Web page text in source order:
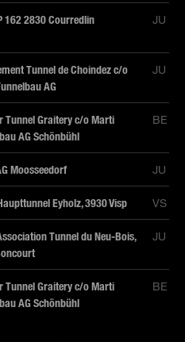
162 2830 Courredlin JU
Tunnel de Choindez c/o
AG
JU
Tunnel Graitery c/o Marti
AG Schönbühl
BE
Moosseedorf JU
Eyholz, 3930 Visp VS
Tunnel du Neu-Bois,
JU
Tunnel Graitery c/o Marti
AG Schönbühl
BE